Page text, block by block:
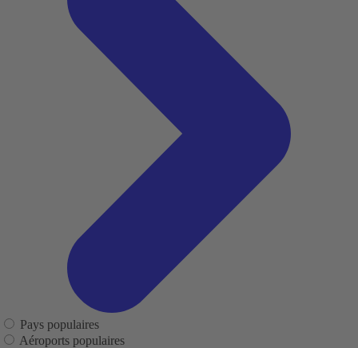
Pays populaires
Aéroports populaires